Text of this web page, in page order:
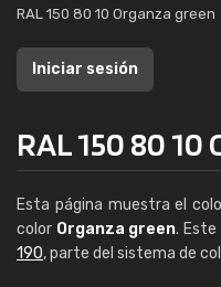
RAL 150 80 10 Organza green
Iniciar sesión
RAL 150 80
Esta página muestra el
color Organza green.
190, parte del sistema de